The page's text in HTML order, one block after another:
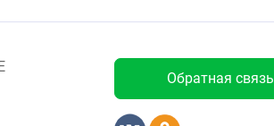
Обратная связь